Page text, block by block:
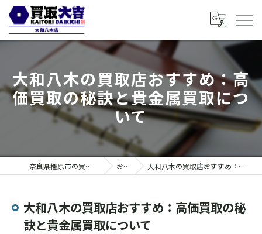
大和八木の買取店おすすめ：高
価買取の秘訣と貴金属買取につ
いて
奈良県橿原市の買取なら買取大吉 大和八木店 お知らせ 大和八木の買取店おすすめ：高価買取の秘訣と貴金属買取について
大和八木の買取店おすすめ：高価買取の秘
訣と貴金属買取について